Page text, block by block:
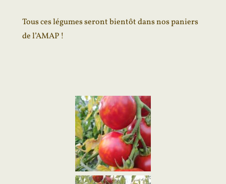
Tous ces légumes seront bientôt dans nos paniers
de l’AMAP !